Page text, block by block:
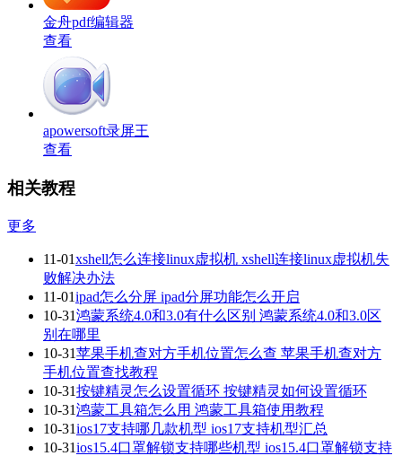
金舟pdf编辑器
查看
apowersoft录屏王
查看
相关教程
更多
11-01xshell怎么连接linux虚拟机 xshell连接linux虚拟机失
败解决办法
11-01ipad怎么分屏 ipad分屏功能怎么开启
10-31鸿蒙系统4.0和3.0有什么区别 鸿蒙系统4.0和3.0区
别在哪里
10-31苹果手机查对方手机位置怎么查 苹果手机查对方
手机位置查找教程
10-31按键精灵怎么设置循环 按键精灵如何设置循环
10-31鸿蒙工具箱怎么用 鸿蒙工具箱使用教程
10-31ios17支持哪几款机型 ios17支持机型汇总
10-31ios15.4口罩解锁支持哪些机型 ios15.4口罩解锁支持